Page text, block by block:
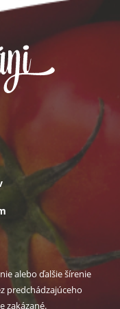
alebo ďalšie šírenie
predchádzajúceho
zakázané.